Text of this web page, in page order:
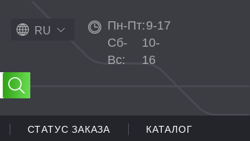
RU Пн-Пт:9-17
Сб-
Вс:
10-
16
СТАТУС ЗАКАЗА КАТАЛОГ